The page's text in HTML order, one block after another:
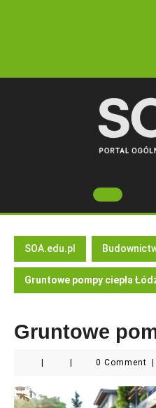
SOA.edu.pl
Gruntowe pompy ciepła
Gruntowe
0 Comment